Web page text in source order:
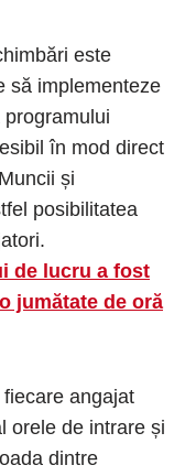
este
să implementeze
în mod direct
și
posibilitatea
de lucru a fost
jumătate de oră
angajat
orele de intrare și
dintre